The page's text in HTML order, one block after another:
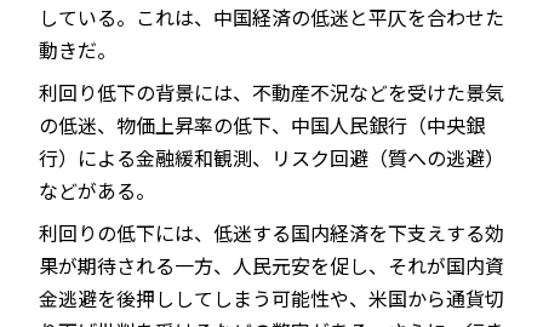
している。これは、中国経済の低迷と平仄を合わせた
動きだ。
利回り低下の背景には、不動産不況などを受けた景気
の低迷、物価上昇率の低下、中国人民銀行（中央銀
行）による金融緩和観測、リスク回避（質への逃避）
などがある。
利回りの低下には、低迷する国内経済を下支えする効
果が期待される一方、人民元安を促し、それが国内資
金逃避を後押ししてしまう可能性や、米国から通貨切